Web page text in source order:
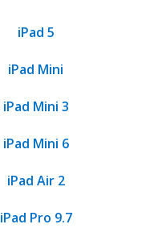
iPad 5
iPad Mini
iPad Mini 3
iPad Air 2
iPad Pro 9.7
iPad Mini 6